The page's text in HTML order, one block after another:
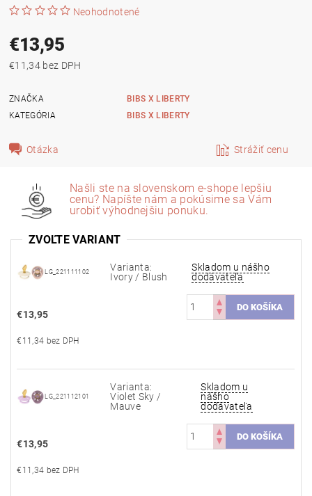
Neohodnotené
€13,95
€11,34 bez DPH
ZNAČKA
BIBS X LIBERTY
KATEGÓRIA
BIBS X LIBERTY
Otázka Strážiť cenu
Našli ste na slovenskom e-shope lepšiu
cenu? Napíšte nám a pokúsime sa Vám
urobiť výhodnejšiu ponuku.
ZVOĽTE VARIANT
LG_221111102
Varianta:
Ivory / Blush
Skladom u nášho
dodávateľa
€13,95
€11,34 bez DPH
LG_221112101
Varianta:
Violet Sky /
Mauve
Skladom u
nášho
dodávateľa
€13,95
€11,34 bez DPH